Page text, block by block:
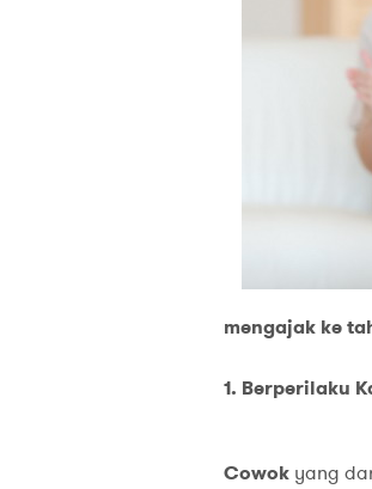
mengajak ke
1. Berperilaku
Cowokyang